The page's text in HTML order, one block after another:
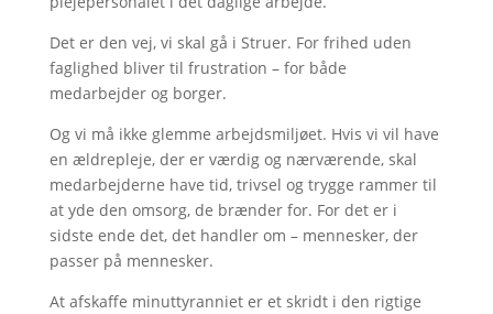
Det er den vej, vi skal gå i Struer. For frihed uden
faglighed bliver til frustration – for både
medarbejder og borger.
Og vi må ikke glemme arbejdsmiljøet. Hvis vi vil have
en ældrepleje, der er værdig og nærværende, skal
medarbejderne have tid, trivsel og trygge rammer til
at yde den omsorg, de brænder for. For det er i
sidste ende det, det handler om – mennesker, der
passer på mennesker.
At afskaffe minuttyranniet er et skridt i den rigtige